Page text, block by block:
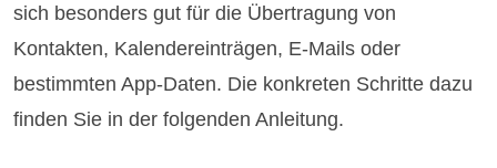
sich besonders gut für die Übertragung von
Kontakten, Kalendereinträgen, E-Mails oder
bestimmten App-Daten. Die konkreten Schritte dazu
finden Sie in der folgenden Anleitung.